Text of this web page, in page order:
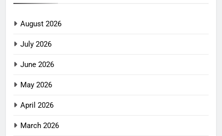
August 2026
July 2026
June 2026
May 2026
April 2026
March 2026